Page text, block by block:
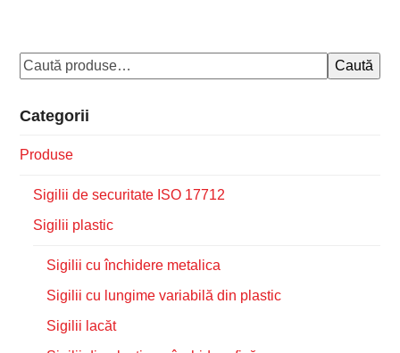
Caută
Categorii
Produse
Sigilii de securitate ISO 17712
Sigilii plastic
Sigilii cu închidere metalica
Sigilii cu lungime variabilă din plastic
Sigilii lacăt